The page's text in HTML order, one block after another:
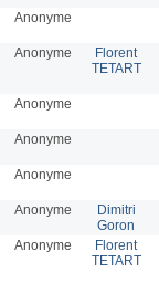
Anonyme
Anonyme
Florent
TETART
Anonyme
Anonyme
Anonyme
Anonyme
Dimitri
Goron
Anonyme
Florent
TETART